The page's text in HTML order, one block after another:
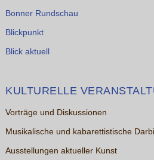
Bonner Rundschau
Blickpunkt
Blick aktuell
KULTURELLE
Vorträge und Diskussionen
Musikalische und kabarettistische
Ausstellungen aktueller Kunst